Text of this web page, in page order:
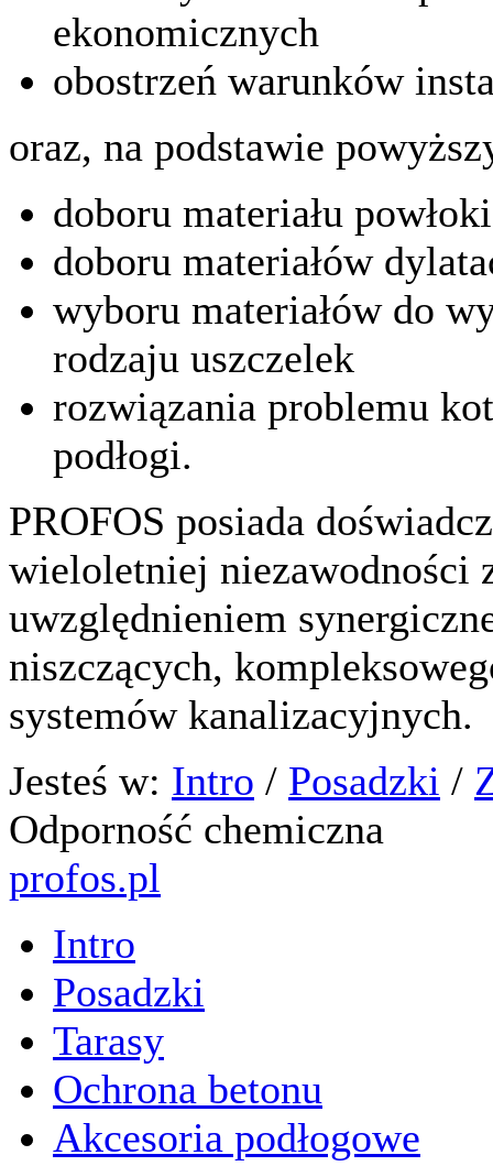
ekonomicznych
obostrzeń warunków
oraz, na podstawie
doboru materiału powłoki
doboru materiałów
wyboru materiałów do
rodzaju uszczelek
rozwiązania problemu
podłogi.
PROFOS posiada
wieloletniej niezawodności
uwzględnieniem
niszczących,
systemów kanalizacyjnych.
Jesteś w: Intro / Posadzki /
Odporność chemiczna
profos.pl
Intro
Posadzki
Tarasy
Ochrona betonu
Akcesoria podłogowe